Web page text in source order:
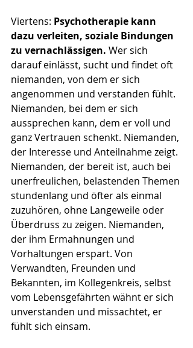
Viertens: Psychotherapie kann
dazu verleiten, soziale Bindungen
zu vernachlässigen. Wer sich
darauf einlässt, sucht und findet oft
niemanden, von dem er sich
angenommen und verstanden fühlt.
Niemanden, bei dem er sich
aussprechen kann, dem er voll und
ganz Vertrauen schenkt. Niemanden,
der Interesse und Anteilnahme zeigt.
Niemanden, der bereit ist, auch bei
unerfreulichen, belastenden Themen
stundenlang und öfter als einmal
zuzuhören, ohne Langeweile oder
Überdruss zu zeigen. Niemanden,
der ihm Ermahnungen und
Vorhaltungen erspart. Von
Verwandten, Freunden und
Bekannten, im Kollegenkreis, selbst
vom Lebensgefährten wähnt er sich
unverstanden und missachtet, er
fühlt sich einsam.